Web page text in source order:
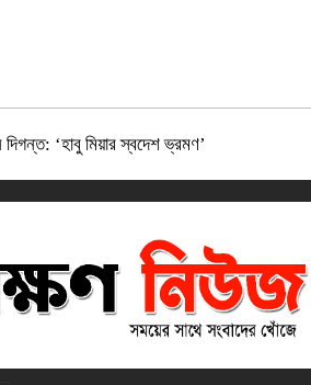
‘হাবু মিয়ার স্বদেশ ভ্রমণ’